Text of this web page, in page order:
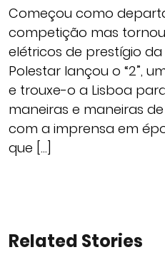
Começou como
competição mas
elétricos de prestígio da
Polestar lançou o “2”,
e trouxe-o a Lisboa
maneiras e maneiras
com a imprensa em
que […]
Related Stories